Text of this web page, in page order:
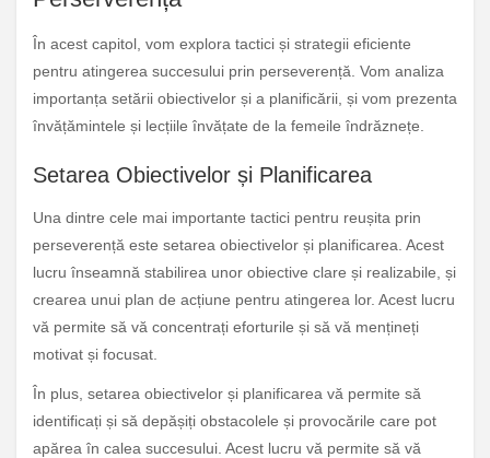
În acest capitol, vom explora tactici și strategii eficiente
pentru atingerea succesului prin perseverență. Vom analiza
importanța setării obiectivelor și a planificării, și vom prezenta
învățămintele și lecțiile învățate de la femeile îndrăznețe.
Setarea Obiectivelor și Planificarea
Una dintre cele mai importante tactici pentru reușita prin
perseverență este setarea obiectivelor și planificarea. Acest
lucru înseamnă stabilirea unor obiective clare și realizabile, și
crearea unui plan de acțiune pentru atingerea lor. Acest lucru
vă permite să vă concentrați eforturile și să vă mențineți
motivat și focusat.
În plus, setarea obiectivelor și planificarea vă permite să
identificați și să depășiți obstacolele și provocările care pot
apărea în calea succesului. Acest lucru vă permite să vă